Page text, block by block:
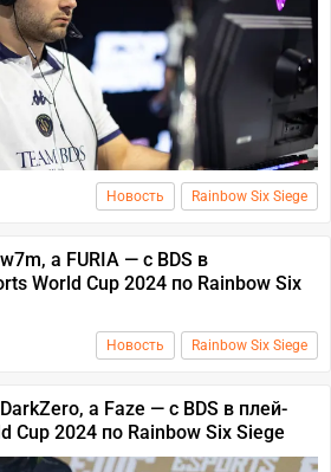
Новость Rainbow Six Siege
а FURIA — с BDS в
World Cup 2024 по Rainbow Six
Новость Rainbow Six Siege
а Faze — c BDS в плей-
Cup 2024 по Rainbow Six Siege